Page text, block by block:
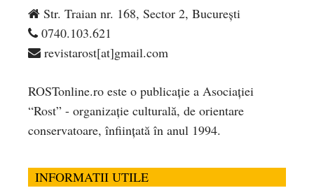
Str. Traian nr. 168, Sector 2, București
0740.103.621
revistarost[at]gmail.com
ROSTonline.ro este o publicaţie a Asociaţiei
“Rost” - organizaţie culturală, de orientare
conservatoare, înfiinţată în anul 1994.
INFORMATII UTILE